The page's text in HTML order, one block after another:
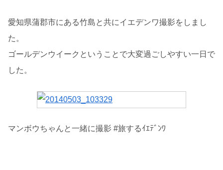
愛知県蒲郡市にある竹島と共にイエデンワ撮影をしまし
た。
ゴールデンウイークということで大変過ごしやすい一日で
した。
マンボウちゃんと一緒に撮影 #旅するｲｴﾃﾞﾝﾜ